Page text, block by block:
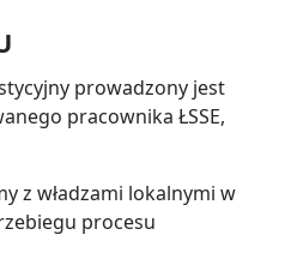
prowadzony jest
pracownika ŁSSE,
z władzami lokalnymi w
procesu